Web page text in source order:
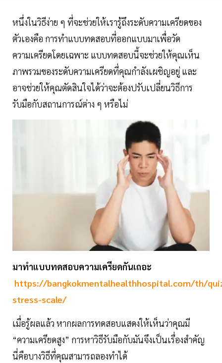
หนึ่งในวิธีง่าย ๆ ที่จะช่วยให้เรารู้ถึงระดับความเครียดของ
ตัวเองคือ การทำแบบทดสอบที่ออกแบบมาเพื่อวัด
ความเครียดโดยเฉพาะ แบบทดสอบนี้จะช่วยให้คุณเห็น
ภาพรวมของระดับความเครียดที่คุณกำลังเผชิญอยู่ และ
อาจช่วยให้คุณตัดสินใจได้ว่าจะต้องปรับเปลี่ยนวิธีการ
รับมือกับสถานการณ์ต่าง ๆ หรือไม่
มาทำแบบทดสอบความเครียดกันเถอะ
https://bangkokmentalhealthhospital.com/th/
stress-scale/
เมื่อรู้ผลแล้ว หากผลการทดสอบแสดงให้เห็นว่าคุณมี
“ความเครียดสูง” การหาวิธีรับมือกับมันจึงเป็นเรื่องสำคัญ
นี่คือบางวิธีที่คุณสามารถลองทำได้